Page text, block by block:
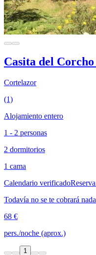
Casita del
Cortelazor
(1)
Alojamiento entero
1 - 2 personas
2 dormitorios
1 cama
Calendario verificado
Todavía no se te cobrará
68 €
pers./noche (aprox.)
1